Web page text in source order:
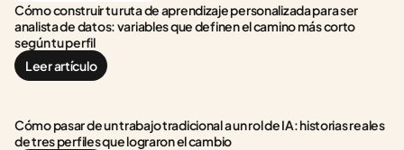
Cómo construir tu ruta de aprendizaje personalizada para ser
analista de datos: variables que definen el camino más corto
según tu perfil
Leer artículo
Cómo pasar de un trabajo tradicional a un rol de IA: historias reales
de tres perfiles que lograron el cambio